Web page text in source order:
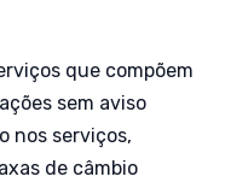
que compõem
sem aviso
nos serviços,
de câmbio